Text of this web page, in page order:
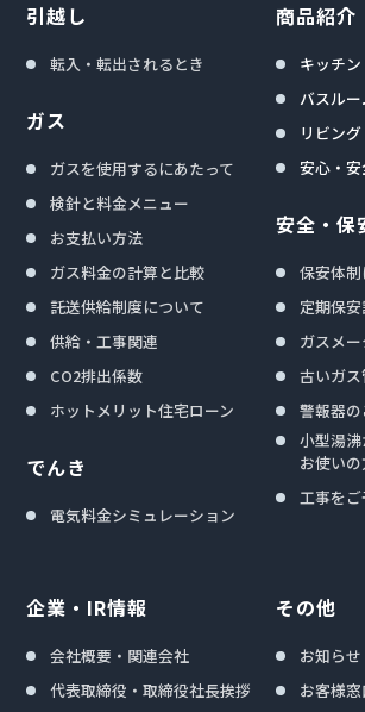
引越し
転入・転出されるとき
ガス
ガスを使用するにあたって
検針と料金メニュー
お支払い方法
ガス料金の計算と比較
託送供給制度について
供給・工事関連
CO2排出係数
ホットメリット住宅ローン
でんき
電気料金シミュレーション
商品紹介
キッチン
バスルー
リビング
安心・
安全・保
保安体
定期保
ガスメ
古いガ
警報器
小型湯
お使いの
工事を
企業・IR情報
会社概要・関連会社
代表取締役・取締役社長挨拶
その他
お知らせ
お客様窓